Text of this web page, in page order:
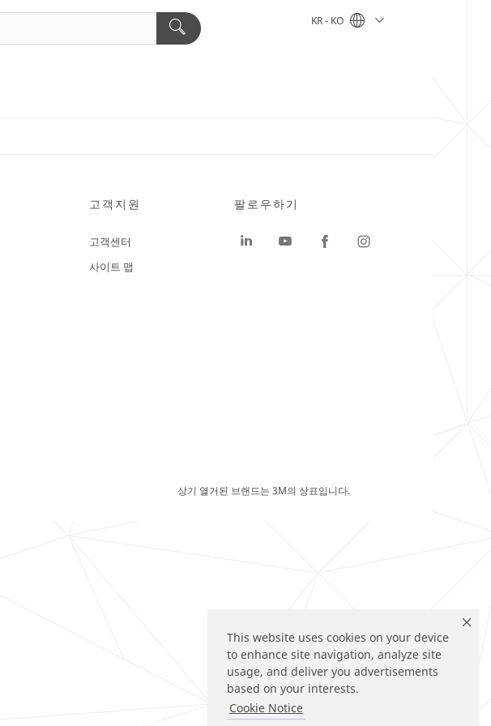
This website uses cookies on your device
to enhance site navigation, analyze site
usage, and deliver you advertisements
based on your interests.
Cookie Notice
KR - KO
고객지원
고객센터
사이트 맵
팔로우하기
상기 열거된 브랜드는 3M의 상표입니다.